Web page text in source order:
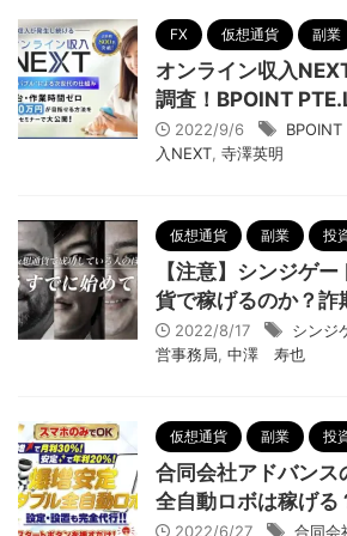
FX 仮想通貨 副業
オンライン収入
調査！BPOINT
2022/9/6 BPOINT
入NEXT 寺澤英明
仮想通貨 副業 投
【注意】シンジゲ
貨で稼げるのか？詐
2022/8/17 シンジ
営事務局 中澤 寿也
仮想通貨 副業 投
合同会社アドバンス
全自動ロボは稼げる
2022/6/27 合同会